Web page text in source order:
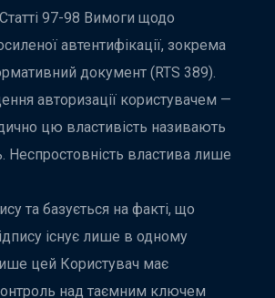
97-98 Вимоги щодо
автентифікації, зокрема
документ (RTS 389).
авторизації користувачем —
цю властивість називають
Неспростовність властива лише
та базується на факті, що
існує лише в одному
цей Користувач має
над таємним ключем